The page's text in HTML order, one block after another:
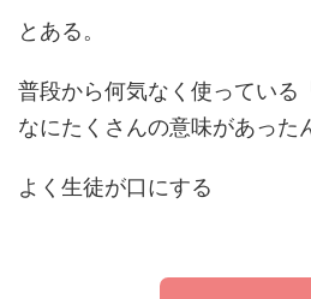
とある。
普段から何気なく使っている
なにたくさんの意味があった
よく生徒が口にする